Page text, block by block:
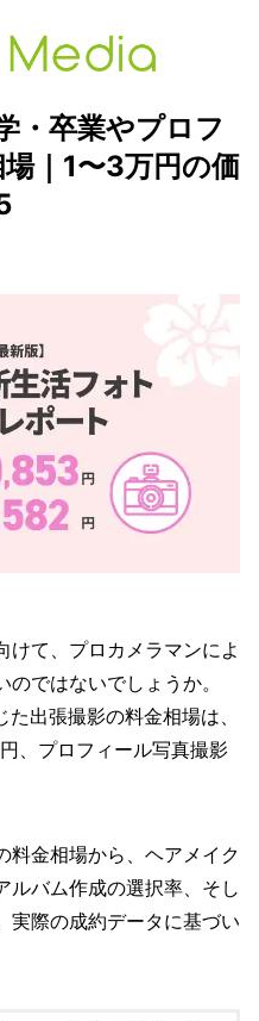
・卒業やプロフ
｜1〜3万円の価
けて、プロカメラマンによ
ではないでしょうか。
出張撮影の料金相場は、
、プロフィール写真撮影
料金相場から、ヘアメイク
ルバム作成の選択率、そし
実際の成約データに基づい